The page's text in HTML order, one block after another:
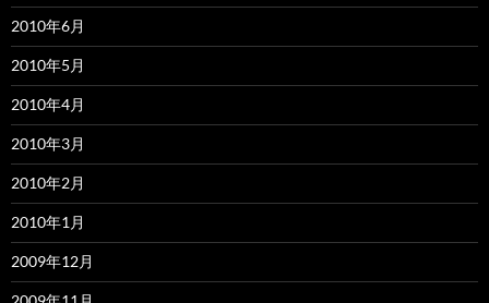
2010年6月
2010年5月
2010年4月
2010年3月
2010年2月
2010年1月
2009年12月